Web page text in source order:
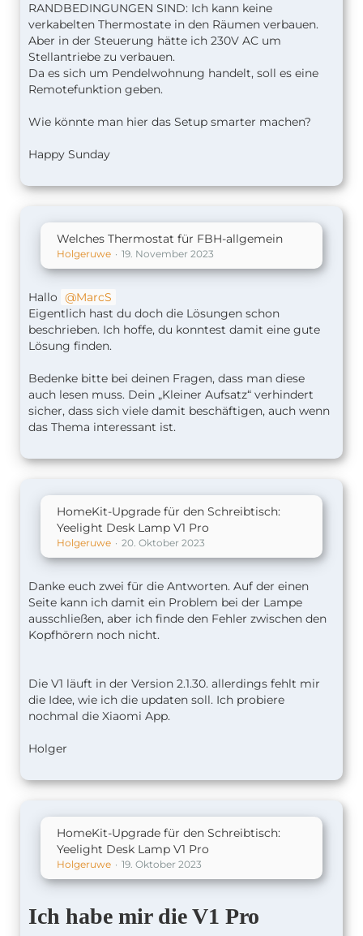
RANDBEDINGUNGEN SIND: Ich kann keine
verkabelten Thermostate in den Räumen verbauen.
Aber in der Steuerung hätte ich 230V AC um
Stellantriebe zu verbauen.
Da es sich um Pendelwohnung handelt, soll es eine
Remotefunktion geben.
Wie könnte man hier das Setup smarter machen?
Happy Sunday
Welches Thermostat für FBH-allgemein
Holgeruwe 19. November 2023
Hallo
MarcS
Eigentlich hast du doch die Lösungen schon
beschrieben. Ich hoffe, du konntest damit eine gute
Lösung finden.
Bedenke bitte bei deinen Fragen, dass man diese
auch lesen muss. Dein „Kleiner Aufsatz“ verhindert
sicher, dass sich viele damit beschäftigen, auch wenn
das Thema interessant ist.
HomeKit-Upgrade für den Schreibtisch:
Yeelight Desk Lamp V1 Pro
Holgeruwe 20. Oktober 2023
Danke euch zwei für die Antworten. Auf der einen
Seite kann ich damit ein Problem bei der Lampe
ausschließen, aber ich finde den Fehler zwischen den
Kopfhörern noch nicht.
Die V1 läuft in der Version 2.1.30. allerdings fehlt mir
die Idee, wie ich die updaten soll. Ich probiere
nochmal die Xiaomi App.
Holger
HomeKit-Upgrade für den Schreibtisch:
Yeelight Desk Lamp V1 Pro
Holgeruwe 19. Oktober 2023
Ich habe mir die V1 Pro